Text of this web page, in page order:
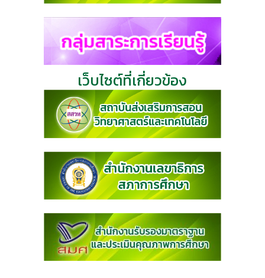
เว็บไซต์ที่เกี่ยวข้อง